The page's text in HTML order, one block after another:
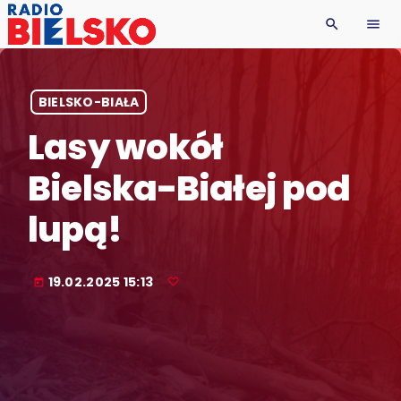
search menu
BIELSKO-BIAŁA
Lasy wokół
Bielska-Białej pod
lupą!
today 19.02.2025 15:13